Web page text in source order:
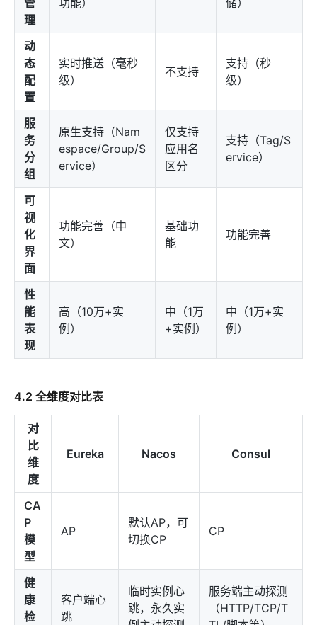
理
动
态
配
置
实时推送（毫秒
级）
不支持
支持（秒
级）
服
务
分
组
原生支持（Nam
espace/Group/S
ervice）
仅支持
应用名
区分
支持（Tag/S
ervice）
可
视
化
界
面
功能完善（中
文）
基础功
能
功能完善
性
能
表
现
高（10万+实
例）
中（1万
+实例）
中（1万+实
例）
4.2 全维度对比表
对
比
维
度
Eureka Nacos Consul
CA
P
模
型
AP
默认AP，可
切换CP
CP
健
康
检
客户端心
跳
临时实例心
跳，永久实
服务端主动探测
（HTTP/TCP/T